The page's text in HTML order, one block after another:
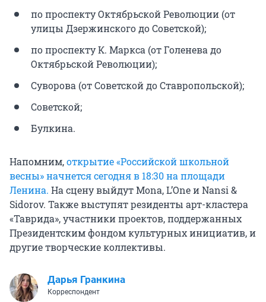
по проспекту Октябрьской Революции (от
улицы Дзержинского до Советской);
по проспекту К. Маркса (от Голенева до
Октябрьской Революции);
Суворова (от Советской до Ставропольской);
Советской;
Булкина.
Напомним,открытие «Российской школьной
весны» начнется сегодня в 18:30 на площади
Ленина. На сцену выйдут Mona, L’One и Nansi &
Sidorov. Также выступят резиденты арт-кластера
«Таврида», участники проектов, поддержанных
Президентским фондом культурных инициатив, и
другие творческие коллективы.
Дарья Гранкина
Корреспондент